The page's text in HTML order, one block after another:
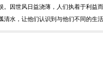
因世风日益浇薄，人们执着于利益
水，让他们认识到与他们不同的生